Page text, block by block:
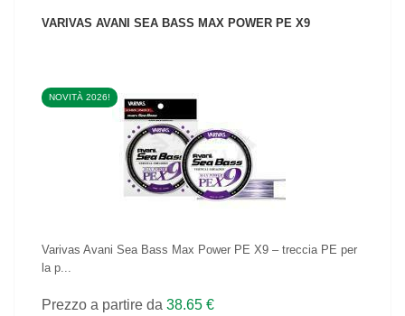
VARIVAS AVANI SEA BASS MAX POWER PE X9
NOVITÀ 2026!
VEDI IL PRODOTTO
Varivas Avani Sea Bass Max Power PE X9 – treccia PE per
la p...
Prezzo a partire da 38.65 €